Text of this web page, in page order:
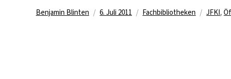
Autor
Benjamin Blinten
Veröffentlicht
6. Juli 2011 Kategorien
Fachbibliotheken JFKI,